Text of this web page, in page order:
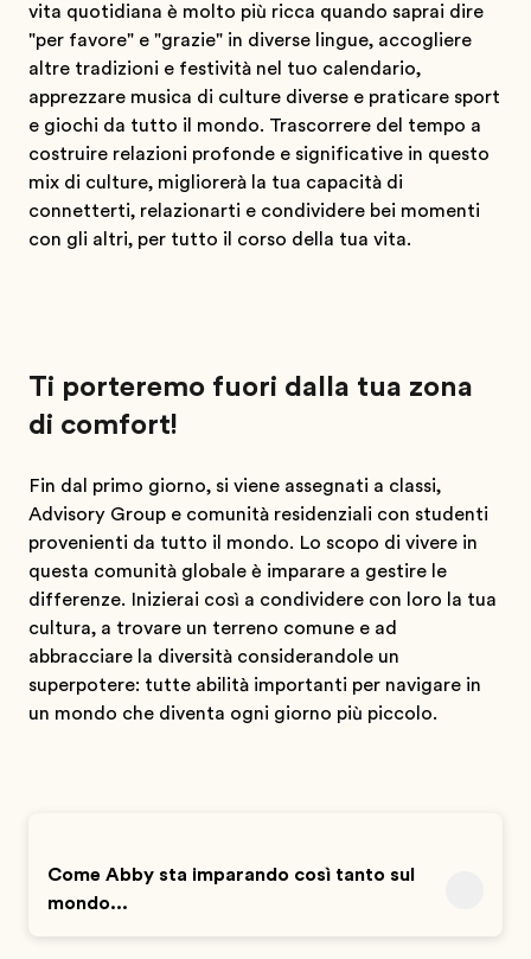
vita quotidiana è molto più ricca quando saprai dire
"per favore" e "grazie" in diverse lingue, accogliere
altre tradizioni e festività nel tuo calendario,
apprezzare musica di culture diverse e praticare sport
e giochi da tutto il mondo. Trascorrere del tempo a
costruire relazioni profonde e significative in questo
mix di culture, migliorerà la tua capacità di
connetterti, relazionarti e condividere bei momenti
con gli altri, per tutto il corso della tua vita.
Ti porteremo fuori dalla tua zona
di comfort!
Fin dal primo giorno, si viene assegnati a classi,
Advisory Group e comunità residenziali con studenti
provenienti da tutto il mondo. Lo scopo di vivere in
questa comunità globale è imparare a gestire le
differenze. Inizierai così a condividere con loro la tua
cultura, a trovare un terreno comune e ad
abbracciare la diversità considerandole un
superpotere: tutte abilità importanti per navigare in
un mondo che diventa ogni giorno più piccolo.
Come Abby sta imparando così tanto sul
mondo...